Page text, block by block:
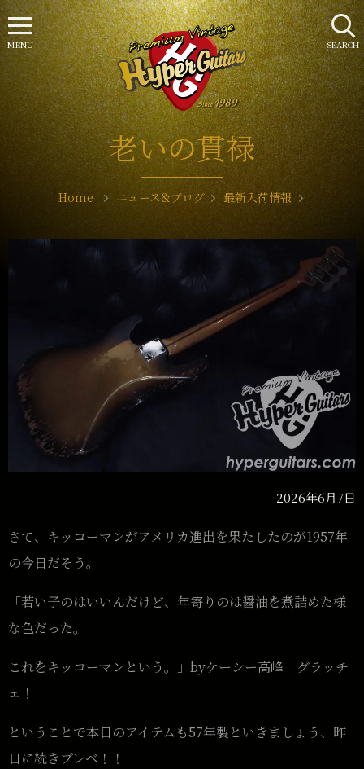
老いの貫禄
Home ニュース&ブログ 最新入荷情報
2026年6月7日
さて、キッコーマンがアメリカ進出を果たしたのが1957年
の今日だそう。
「若い子のはいいんだけど、年寄りのは醤油を煮詰めた様
な色だった。
これをキッコーマンという。」byケーシー高峰 グラッチ
ェ！
ということで本日のアイテムも57年製といきましょう、昨
日に続きプレベ！！
SEARCH
MENU